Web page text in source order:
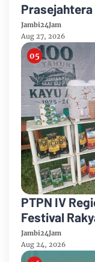
PTPN IV
Sembako
Jambi24Jam
Aug 27, 2026
PTPN IV
Festival
Korem 042/
Jambi24Jam
Aug 24, 2026